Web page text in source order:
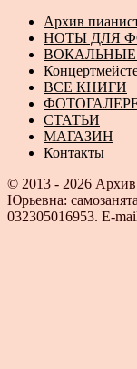
Архив
НОТЫ ДЛЯ
ВСЕ КНИГИ
СТАТЬИ
МАГАЗИН
Контакты
© 2013 - 2026
Юрьевна:
032305016953. E-